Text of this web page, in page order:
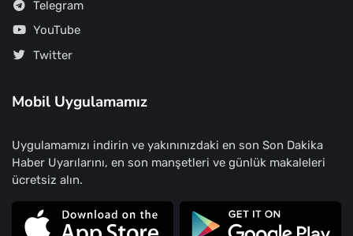
Telegram
YouTube
Twitter
Mobil Uygulamamız
Uygulamamızı indirin ve yakınınızdaki en son Son Dakika
Haber Uyarılarını, en son manşetleri ve günlük makaleleri
ücretsiz alın.